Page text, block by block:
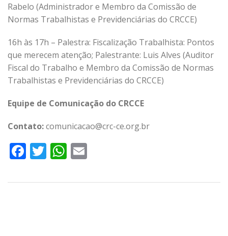
Rabelo (Administrador e Membro da Comissão de
Normas Trabalhistas e Previdenciárias do CRCCE)
16h às 17h – Palestra: Fiscalização Trabalhista: Pontos
que merecem atenção; Palestrante: Luis Alves (Auditor
Fiscal do Trabalho e Membro da Comissão de Normas
Trabalhistas e Previdenciárias do CRCCE)
Equipe de Comunicação do CRCCE
Contato:comunicacao@crc-ce.org.br
Facebook
TwitterWhatsApp